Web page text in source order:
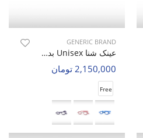
GENERIC BRAND
عینک شنا Unisex بدون برند Blue Sight U
2,150,000 تومان
Free